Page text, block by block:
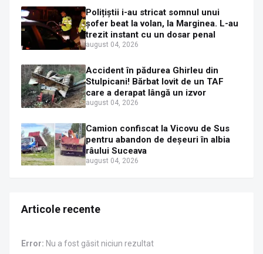
Polițiștii i-au stricat somnul unui
șofer beat la volan, la Marginea. L-au
trezit instant cu un dosar penal
august 04, 2026
Accident în pădurea Ghirleu din
Stulpicani! Bărbat lovit de un TAF
care a derapat lângă un izvor
august 04, 2026
Camion confiscat la Vicovu de Sus
pentru abandon de deșeuri în albia
râului Suceava
august 04, 2026
Articole recente
Error: Nu a fost găsit niciun rezultat